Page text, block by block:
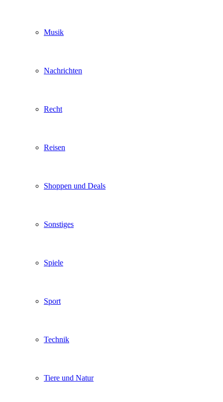
Musik
Nachrichten
Recht
Reisen
Shoppen und Deals
Sonstiges
Spiele
Sport
Technik
Tiere und Natur